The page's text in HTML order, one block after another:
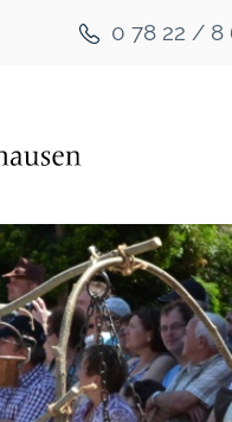
0 78 22 / 8